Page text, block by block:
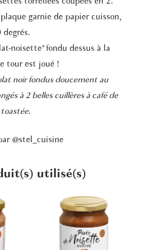
garnie de papier cuisson,
noisette* fondu dessus à la
tour est joué !
noir fondus doucement au
à 2 belles cuillères à café de
@stel_cuisine
utilisé(s)